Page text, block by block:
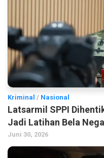
Kriminal / Nasional
Latsarmil SPPI
Jadi Latihan Bela
Juni 30, 2026